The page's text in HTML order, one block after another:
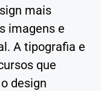
mais
imagens e
A tipografia e
que
design